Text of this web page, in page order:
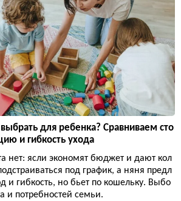
для ребенка? Сравниваем сто
и гибкость ухода
нет: ясли экономят бюджет и дают кол
под график, а няня предл
и гибкость, но бьет по кошельку. Выбо
и потребностей семьи.